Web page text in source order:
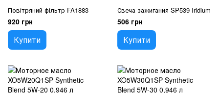
Повітряний фільтр FA1883
920 грн
Купити
Свеча зажигания SP539 Iridium
506 грн
Купити